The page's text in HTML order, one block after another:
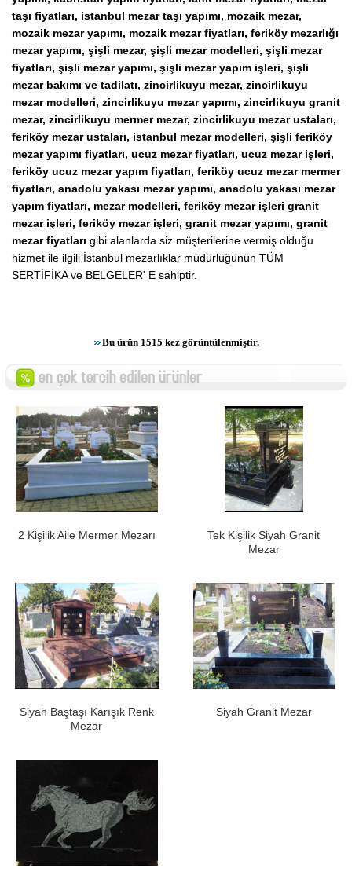
taşı fiyatları, istanbul mezar taşı yapımı, mozaik mezar,
mozaik mezar yapımı, mozaik mezar fiyatları, feriköy mezarlığı
mezar yapımı, şişli mezar, şişli mezar modelleri, şişli mezar
fiyatları, şişli mezar yapımı, şişli mezar yapım işleri, şişli
mezar bakımı ve tadilatı, zincirlikuyu mezar, zincirlikuyu
mezar modelleri, zincirlikuyu mezar yapımı, zincirlikuyu granit
mezar, zincirlikuyu mermer mezar, zincirlikuyu mezar ustaları,
feriköy mezar ustaları, istanbul mezar modelleri, şişli feriköy
mezar yapımı fiyatları, ucuz mezar fiyatları, ucuz mezar işleri,
feriköy ucuz mezar yapım fiyatları, feriköy ucuz mezar mermer
fiyatları, anadolu yakası mezar yapımı, anadolu yakası mezar
yapım fiyatları, mezar modelleri, feriköy mezar işleri granit
mezar işleri, feriköy mezar işleri, granit mezar yapımı, granit
mezar fiyatları gibi alanlarda siz müşterilerine vermiş olduğu
hizmet ile ilgili İstanbul mezarlıklar müdürlüğünün TÜM
SERTİFİKA ve BELGELER' E sahiptir.
Bu ürün 1515 kez görüntülenmiştir.
2 Kişilik Aile Mermer Mezarı
Tek Kişilik Siyah Granit
Mezar
Siyah Baştaşı Karışık Renk
Mezar
Siyah Granit Mezar